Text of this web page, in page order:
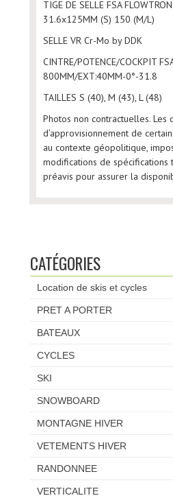
TIGE DE SELLE FSA
31.6x125MM (S) 150 (M/L)
SELLE VR Cr-Mo by DDK
CINTRE/POTENCE/COCKPIT
800MM/EXT:40MM-0°-31.8
TAILLES S (40), M (43), L (48)
Photos non contractuelles. Les
d’approvisionnement de
au contexte géopolitique,
modifications de spécifications
préavis pour assurer la
CATÉGORIES
Location de skis et cycles
PRET A PORTER
BATEAUX
CYCLES
SKI
SNOWBOARD
MONTAGNE HIVER
VETEMENTS HIVER
RANDONNEE
VERTICALITE